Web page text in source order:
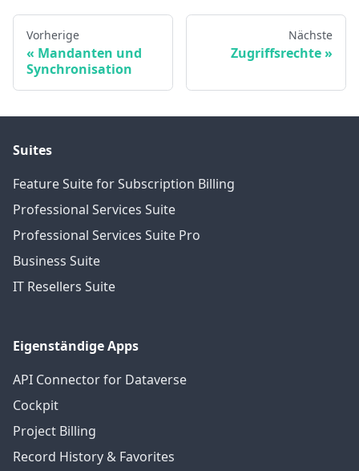
Vorherige
Mandanten und
Synchronisation
Nächste
Zugriffsrechte
Suites
Feature Suite for Subscription Billing
Professional Services Suite
Professional Services Suite Pro
Business Suite
IT Resellers Suite
Eigenständige Apps
API Connector for Dataverse
Cockpit
Project Billing
Record History & Favorites